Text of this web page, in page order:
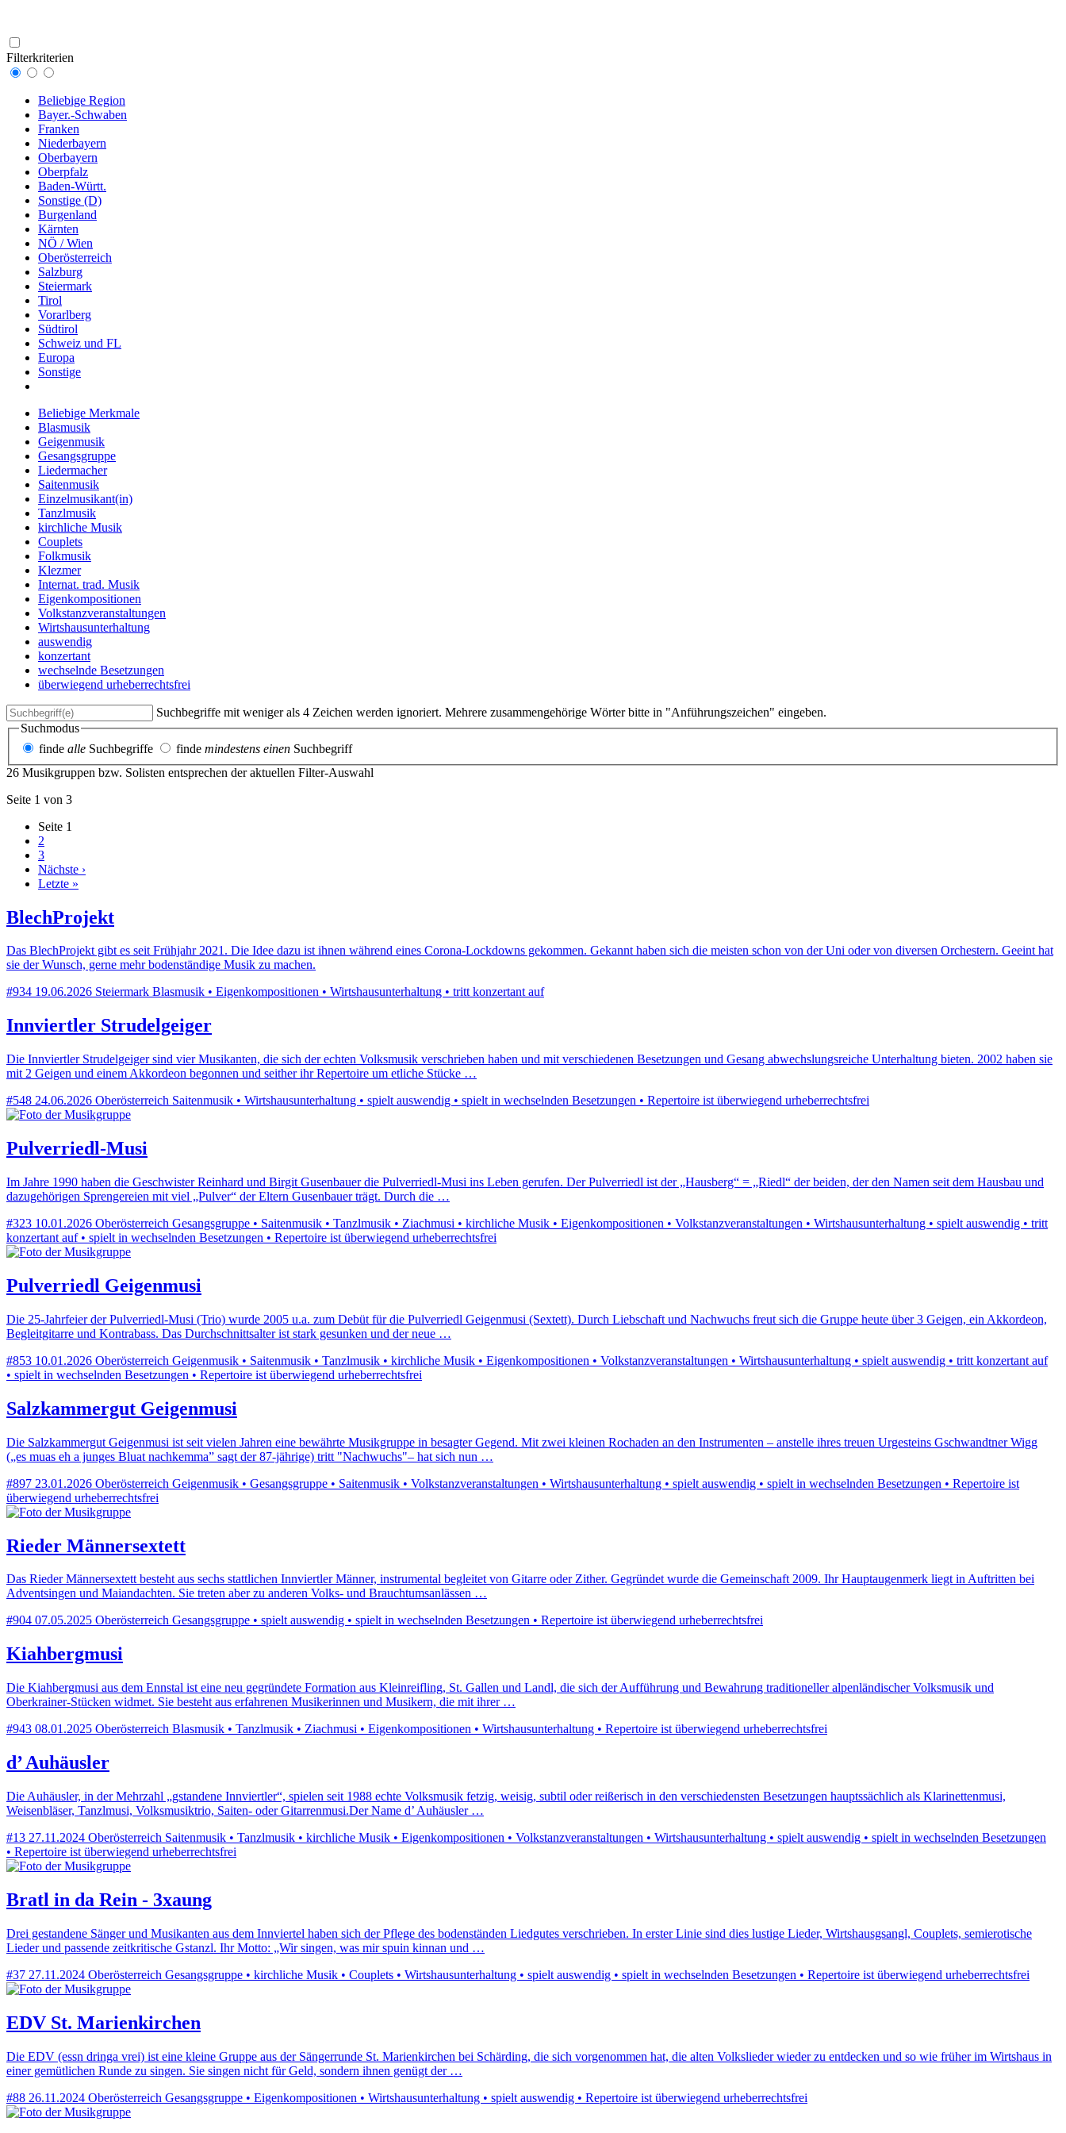
Filterkriterien
Beliebige Region
Bayer.-Schwaben
Franken
Niederbayern
Oberbayern
Oberpfalz
Baden-Württ.
Sonstige (D)
Burgenland
Kärnten
NÖ / Wien
Oberösterreich
Salzburg
Steiermark
Tirol
Vorarlberg
Südtirol
Schweiz und FL
Europa
Sonstige
Beliebige Merkmale
Blasmusik
Geigenmusik
Gesangsgruppe
Liedermacher
Saitenmusik
Einzelmusikant(in)
Tanzlmusik
kirchliche Musik
Couplets
Folkmusik
Klezmer
Internat. trad. Musik
Eigenkompositionen
Volkstanzveranstaltungen
Wirtshausunterhaltung
auswendig
konzertant
wechselnde Besetzungen
überwiegend urheberrechtsfrei
Suchbegriffe mit weniger als 4 Zeichen werden ignoriert. Mehrere zusammengehörige Wörter bitte in "Anführungszeichen" eingeben.
Suchmodus
finde alle Suchbegriffe finde mindestens einen Suchbegriff
26 Musikgruppen bzw. Solisten entsprechen der aktuellen Filter-Auswahl
Seite 1 von 3
Seite 1
2
3
Nächste ›
Letzte »
BlechProjekt
Das BlechProjekt gibt es seit Frühjahr 2021. Die Idee dazu ist ihnen während eines Corona-Lockdowns gekommen. Gekannt haben sich die meisten schon von der Uni oder von diversen Orchestern. Geeint hat
sie der Wunsch, gerne mehr bodenständige Musik zu machen.
#934 19.06.2026 Steiermark Blasmusik • Eigenkompositionen • Wirtshausunterhaltung • tritt konzertant auf
Innviertler Strudelgeiger
Die Innviertler Strudelgeiger sind vier Musikanten, die sich der echten Volksmusik verschrieben haben und mit verschiedenen Besetzungen und Gesang abwechslungsreiche Unterhaltung bieten. 2002 haben sie
mit 2 Geigen und einem Akkordeon begonnen und seither ihr Repertoire um etliche Stücke …
#548 24.06.2026 Oberösterreich Saitenmusik • Wirtshausunterhaltung • spielt auswendig • spielt in wechselnden Besetzungen • Repertoire ist überwiegend urheberrechtsfrei
Pulverriedl-Musi
Im Jahre 1990 haben die Geschwister Reinhard und Birgit Gusenbauer die Pulverriedl-Musi ins Leben gerufen. Der Pulverriedl ist der „Hausberg“ = „Riedl“ der beiden, der den Namen seit dem Hausbau und
dazugehörigen Sprengereien mit viel „Pulver“ der Eltern Gusenbauer trägt. Durch die …
#323 10.01.2026 Oberösterreich Gesangsgruppe • Saitenmusik • Tanzlmusik • Ziachmusi • kirchliche Musik • Eigenkompositionen • Volkstanzveranstaltungen • Wirtshausunterhaltung • spielt auswendig • tritt
konzertant auf • spielt in wechselnden Besetzungen • Repertoire ist überwiegend urheberrechtsfrei
Pulverriedl Geigenmusi
Die 25-Jahrfeier der Pulverriedl-Musi (Trio) wurde 2005 u.a. zum Debüt für die Pulverriedl Geigenmusi (Sextett). Durch Liebschaft und Nachwuchs freut sich die Gruppe heute über 3 Geigen, ein Akkordeon,
Begleitgitarre und Kontrabass. Das Durchschnittsalter ist stark gesunken und der neue …
#853 10.01.2026 Oberösterreich Geigenmusik • Saitenmusik • Tanzlmusik • kirchliche Musik • Eigenkompositionen • Volkstanzveranstaltungen • Wirtshausunterhaltung • spielt auswendig • tritt konzertant auf
• spielt in wechselnden Besetzungen • Repertoire ist überwiegend urheberrechtsfrei
Salzkammergut Geigenmusi
Die Salzkammergut Geigenmusi ist seit vielen Jahren eine bewährte Musikgruppe in besagter Gegend. Mit zwei kleinen Rochaden an den Instrumenten – anstelle ihres treuen Urgesteins Gschwandtner Wigg
(„es muas eh a junges Bluat nachkemma” sagt der 87-jährige) tritt "Nachwuchs"– hat sich nun …
#897 23.01.2026 Oberösterreich Geigenmusik • Gesangsgruppe • Saitenmusik • Volkstanzveranstaltungen • Wirtshausunterhaltung • spielt auswendig • spielt in wechselnden Besetzungen • Repertoire ist
überwiegend urheberrechtsfrei
Rieder Männersextett
Das Rieder Männersextett besteht aus sechs stattlichen Innviertler Männer, instrumental begleitet von Gitarre oder Zither. Gegründet wurde die Gemeinschaft 2009. Ihr Hauptaugenmerk liegt in Auftritten bei
Adventsingen und Maiandachten. Sie treten aber zu anderen Volks- und Brauchtumsanlässen …
#904 07.05.2025 Oberösterreich Gesangsgruppe • spielt auswendig • spielt in wechselnden Besetzungen • Repertoire ist überwiegend urheberrechtsfrei
Kiahbergmusi
Die Kiahbergmusi aus dem Ennstal ist eine neu gegründete Formation aus Kleinreifling, St. Gallen und Landl, die sich der Aufführung und Bewahrung traditioneller alpenländischer Volksmusik und
Oberkrainer-Stücken widmet. Sie besteht aus erfahrenen Musikerinnen und Musikern, die mit ihrer …
#943 08.01.2025 Oberösterreich Blasmusik • Tanzlmusik • Ziachmusi • Eigenkompositionen • Wirtshausunterhaltung • Repertoire ist überwiegend urheberrechtsfrei
d’ Auhäusler
Die Auhäusler, in der Mehrzahl „gstandene Innviertler“, spielen seit 1988 echte Volksmusik fetzig, weisig, subtil oder reißerisch in den verschiedensten Besetzungen hauptssächlich als Klarinettenmusi,
Weisenbläser, Tanzlmusi, Volksmusiktrio, Saiten- oder Gitarrenmusi.Der Name d’ Auhäusler …
#13 27.11.2024 Oberösterreich Saitenmusik • Tanzlmusik • kirchliche Musik • Eigenkompositionen • Volkstanzveranstaltungen • Wirtshausunterhaltung • spielt auswendig • spielt in wechselnden Besetzungen
• Repertoire ist überwiegend urheberrechtsfrei
Bratl in da Rein - 3xaung
Drei gestandene Sänger und Musikanten aus dem Innviertel haben sich der Pflege des bodenständen Liedgutes verschrieben. In erster Linie sind dies lustige Lieder, Wirtshausgsangl, Couplets, semierotische
Lieder und passende zeitkritische Gstanzl. Ihr Motto: „Wir singen, was mir spuin kinnan und …
#37 27.11.2024 Oberösterreich Gesangsgruppe • kirchliche Musik • Couplets • Wirtshausunterhaltung • spielt auswendig • spielt in wechselnden Besetzungen • Repertoire ist überwiegend urheberrechtsfrei
EDV St. Marienkirchen
Die EDV (essn dringa vrei) ist eine kleine Gruppe aus der Sängerrunde St. Marienkirchen bei Schärding, die sich vorgenommen hat, die alten Volkslieder wieder zu entdecken und so wie früher im Wirtshaus in
einer gemütlichen Runde zu singen. Sie singen nicht für Geld, sondern ihnen genügt der …
#88 26.11.2024 Oberösterreich Gesangsgruppe • Eigenkompositionen • Wirtshausunterhaltung • spielt auswendig • Repertoire ist überwiegend urheberrechtsfrei